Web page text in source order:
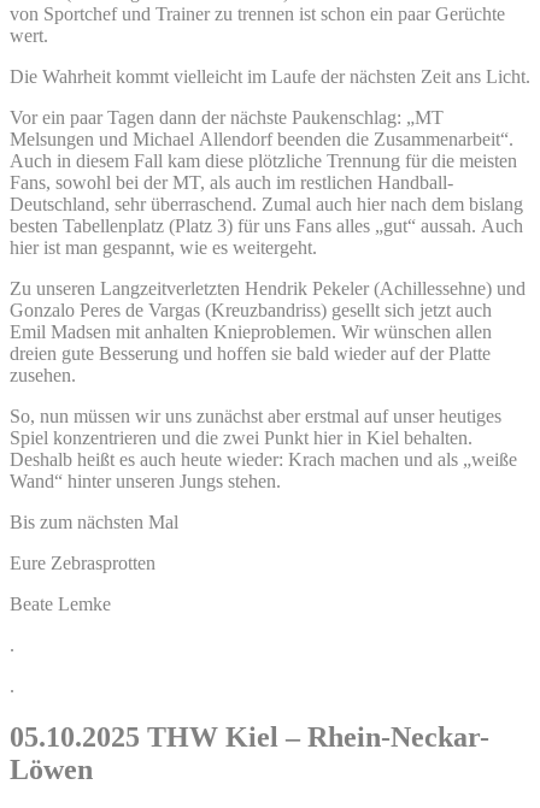
von Sportchef und Trainer zu trennen ist schon ein paar Gerüchte
wert.
Die Wahrheit kommt vielleicht im Laufe der nächsten Zeit ans Licht.
Vor ein paar Tagen dann der nächste Paukenschlag: „MT
Melsungen und Michael Allendorf beenden die Zusammenarbeit“.
Auch in diesem Fall kam diese plötzliche Trennung für die meisten
Fans, sowohl bei der MT, als auch im restlichen Handball-
Deutschland, sehr überraschend. Zumal auch hier nach dem bislang
besten Tabellenplatz (Platz 3) für uns Fans alles „gut“ aussah. Auch
hier ist man gespannt, wie es weitergeht.
Zu unseren Langzeitverletzten Hendrik Pekeler (Achillessehne) und
Gonzalo Peres de Vargas (Kreuzbandriss) gesellt sich jetzt auch
Emil Madsen mit anhalten Knieproblemen. Wir wünschen allen
dreien gute Besserung und hoffen sie bald wieder auf der Platte
zusehen.
So, nun müssen wir uns zunächst aber erstmal auf unser heutiges
Spiel konzentrieren und die zwei Punkt hier in Kiel behalten.
Deshalb heißt es auch heute wieder: Krach machen und als „weiße
Wand“ hinter unseren Jungs stehen.
Bis zum nächsten Mal
Eure Zebrasprotten
Beate Lemke
.
.
05.10.2025 THW Kiel – Rhein-Neckar-
Löwen